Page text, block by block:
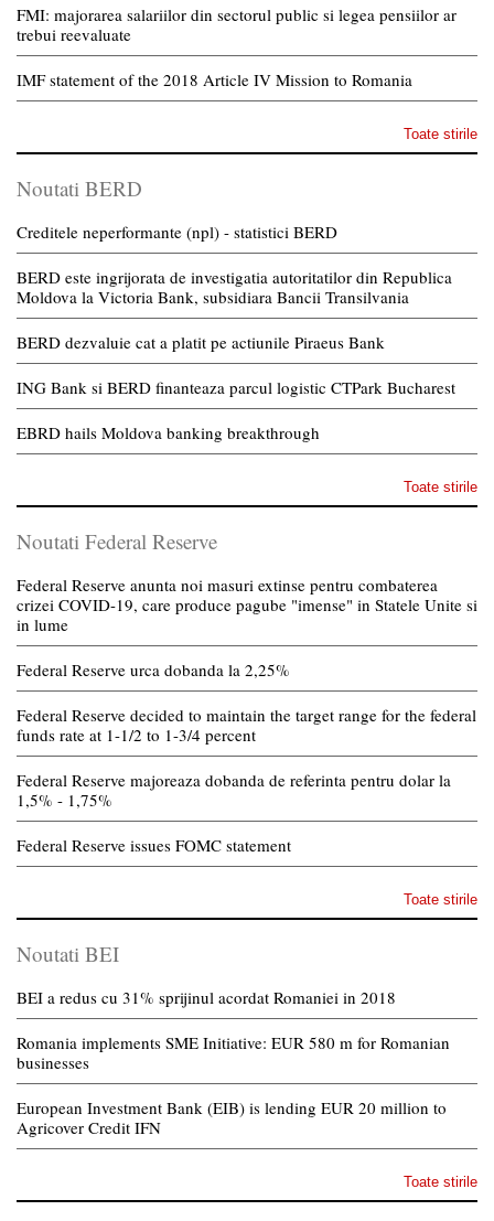
FMI: majorarea salariilor din sectorul public si legea pensiilor ar
trebui reevaluate
IMF statement of the 2018 Article IV Mission to Romania
Toate stirile
Noutati BERD
Creditele neperformante (npl) - statistici BERD
BERD este ingrijorata de investigatia autoritatilor din Republica
Moldova la Victoria Bank, subsidiara Bancii Transilvania
BERD dezvaluie cat a platit pe actiunile Piraeus Bank
ING Bank si BERD finanteaza parcul logistic CTPark Bucharest
EBRD hails Moldova banking breakthrough
Toate stirile
Noutati Federal Reserve
Federal Reserve anunta noi masuri extinse pentru combaterea
crizei COVID-19, care produce pagube "imense" in Statele Unite si
in lume
Federal Reserve urca dobanda la 2,25%
Federal Reserve decided to maintain the target range for the federal
funds rate at 1-1/2 to 1-3/4 percent
Federal Reserve majoreaza dobanda de referinta pentru dolar la
1,5% - 1,75%
Federal Reserve issues FOMC statement
Toate stirile
Noutati BEI
BEI a redus cu 31% sprijinul acordat Romaniei in 2018
Romania implements SME Initiative: EUR 580 m for Romanian
businesses
European Investment Bank (EIB) is lending EUR 20 million to
Agricover Credit IFN
Toate stirile